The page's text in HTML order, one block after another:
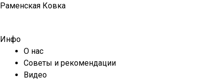
Перейти
Раменская Ковка
Инфо
О нас
Советы и рекомендации
Видео